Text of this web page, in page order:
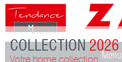
Menu
COLLECTION2026
Votre home collection